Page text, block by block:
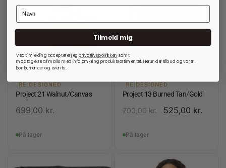
RE:DESIGNED
Project 21 Walnut/Canvas
699,00 kr.
På lager
RE:DESIGNED
Project 13 Burned Tan/Gold
700,00kr. 525,00 kr.
På lager
Tilmeld mig
Ved tilmelding accepterer jegprivatlivspolitkken samt
modtagelse af mails med info omkring produktsortimentet. Herunder tilbud og varer,
konkurrencer og events.